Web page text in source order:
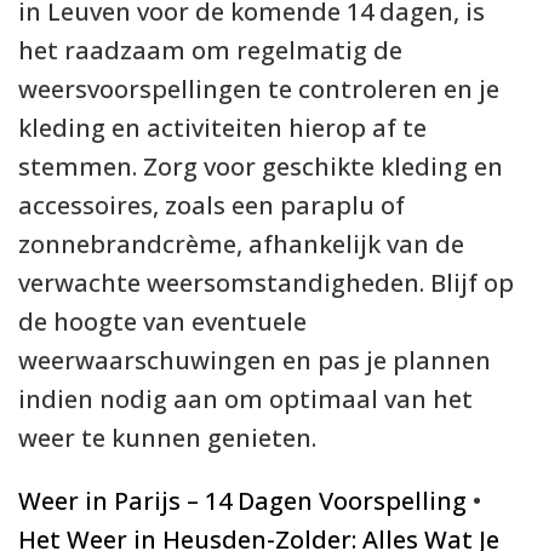
in Leuven voor de komende 14 dagen, is
het raadzaam om regelmatig de
weersvoorspellingen te controleren en je
kleding en activiteiten hierop af te
stemmen. Zorg voor geschikte kleding en
accessoires, zoals een paraplu of
zonnebrandcrème, afhankelijk van de
verwachte weersomstandigheden. Blijf op
de hoogte van eventuele
weerwaarschuwingen en pas je plannen
indien nodig aan om optimaal van het
weer te kunnen genieten.
Weer in Parijs – 14 Dagen Voorspelling •
Het Weer in Heusden-Zolder: Alles Wat Je